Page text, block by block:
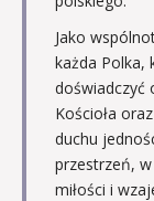
Jako
każda Polka,
doświadczyć
Kościoła
duchu
przestrzeń,
miłości i